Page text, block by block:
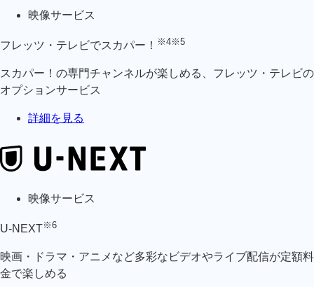
映像サービス
フレッツ・テレビでスカパー！ ※4※5
スカパー！の専門チャンネルが楽しめる、フレッツ・テレビの
オプションサービス
詳細を見る
映像サービス
U-NEXT※6
映画・ドラマ・アニメなど多彩なビデオやライブ配信が定額料
金で楽しめる